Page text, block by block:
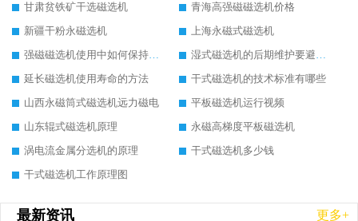
甘肃贫铁矿干选磁选机
青海高强磁磁选机价格
新疆干粉永磁选机
上海永磁式磁选机
强磁磁选机使用中如何保持其顺畅运行
湿式磁选机的后期维护要避开哪些坑
延长磁选机使用寿命的方法
干式磁选机的技术标准有哪些
山西永磁筒式磁选机远力磁电
平板磁选机运行视频
山东辊式磁选机原理
永磁高梯度平板磁选机
涡电流金属分选机的原理
干式磁选机多少钱
干式磁选机工作原理图
最新资讯 更多+